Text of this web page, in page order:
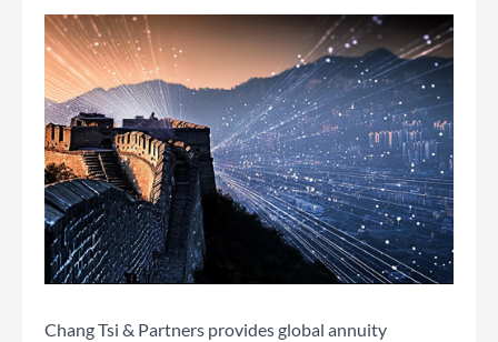
Chang Tsi & Partners provides global annuity